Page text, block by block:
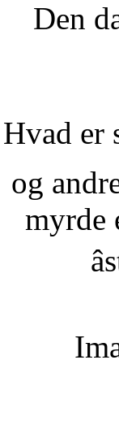
Den
Hvad er
og
myrde